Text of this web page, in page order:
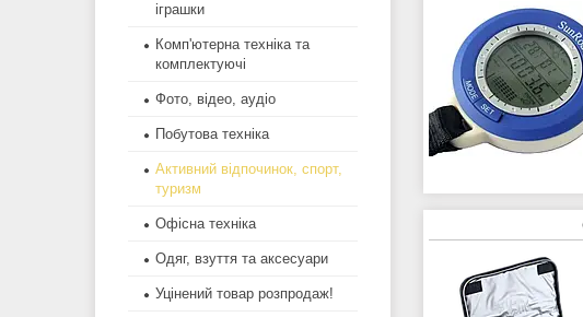
іграшки
Комп'ютерна техніка та
комплектуючі
Фото, відео, аудіо
Побутова техніка
Активний відпочинок, спорт,
туризм
Офісна техніка
Одяг, взуття та аксесуари
Уцінений товар розпродаж!